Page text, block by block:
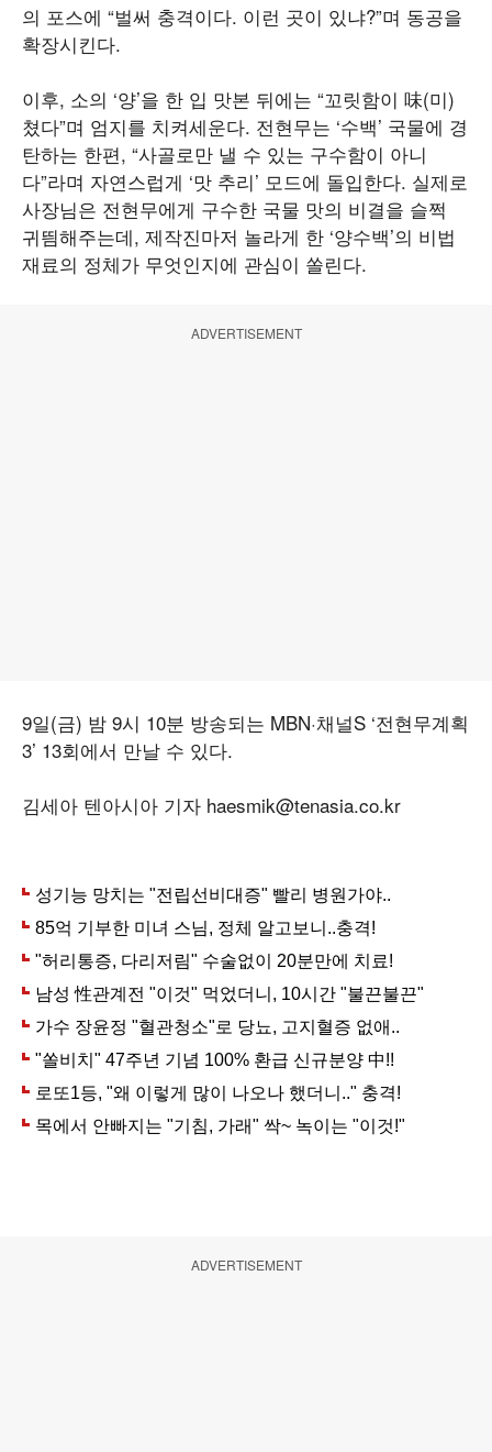
의 포스에 “벌써 충격이다. 이런 곳이 있냐?”며 동공을
확장시킨다.
이후, 소의 ‘양’을 한 입 맛본 뒤에는 “꼬릿함이 味(미)
쳤다”며 엄지를 치켜세운다. 전현무는 ‘수백’ 국물에 경
탄하는 한편, “사골로만 낼 수 있는 구수함이 아니
다”라며 자연스럽게 ‘맛 추리’ 모드에 돌입한다. 실제로
사장님은 전현무에게 구수한 국물 맛의 비결을 슬쩍
귀띔해주는데, 제작진마저 놀라게 한 ‘양수백’의 비법
재료의 정체가 무엇인지에 관심이 쏠린다.
ADVERTISEMENT
9일(금) 밤 9시 10분 방송되는 MBN·채널S ‘전현무계획
3’ 13회에서 만날 수 있다.
김세아 텐아시아 기자 haesmik@tenasia.co.kr
ADVERTISEMENT